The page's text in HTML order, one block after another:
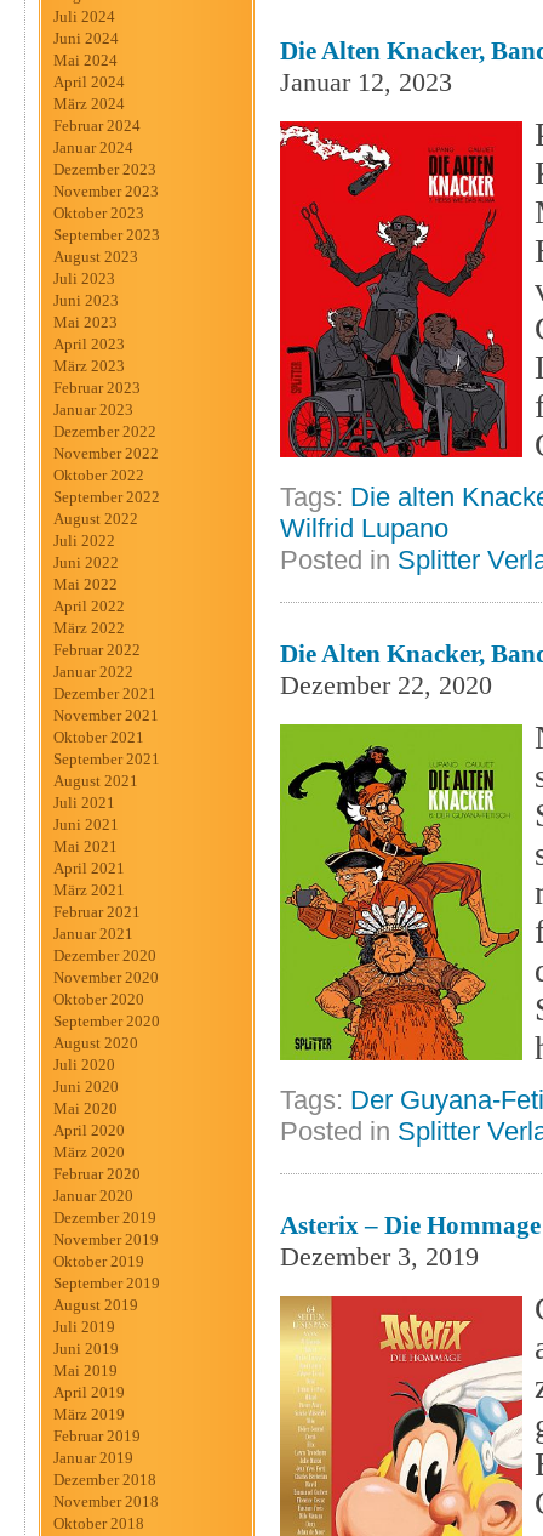
Juli 2024
Juni 2024
Mai 2024
April 2024
März 2024
Februar 2024
Januar 2024
Dezember 2023
November 2023
Oktober 2023
September 2023
August 2023
Juli 2023
Juni 2023
Mai 2023
April 2023
März 2023
Februar 2023
Januar 2023
Dezember 2022
November 2022
Oktober 2022
September 2022
August 2022
Juli 2022
Juni 2022
Mai 2022
April 2022
März 2022
Februar 2022
Januar 2022
Dezember 2021
November 2021
Oktober 2021
September 2021
August 2021
Juli 2021
Juni 2021
Mai 2021
April 2021
März 2021
Februar 2021
Januar 2021
Dezember 2020
November 2020
Oktober 2020
September 2020
August 2020
Juli 2020
Juni 2020
Mai 2020
April 2020
März 2020
Februar 2020
Januar 2020
Dezember 2019
November 2019
Oktober 2019
September 2019
August 2019
Juli 2019
Juni 2019
Mai 2019
April 2019
März 2019
Februar 2019
Januar 2019
Dezember 2018
November 2018
Oktober 2018
Die Alten Knacker,
Januar 12, 2023
Tags: Die alten
Wilfrid Lupano
Posted in Splitter
Die Alten Knacker,
Dezember 22, 2020
Tags: Der Guyana-
Posted in Splitter
Asterix – Die
Dezember 3, 2019